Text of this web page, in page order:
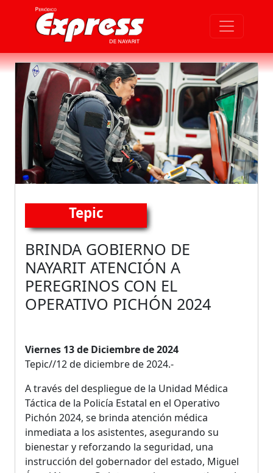
Tepic
BRINDA GOBIERNO DE
NAYARIT ATENCIÓN A
PEREGRINOS CON EL
OPERATIVO PICHÓN 2024
Viernes 13 de Diciembre de 2024
Tepic//12 de diciembre de 2024.-
A través del despliegue de la Unidad Médica
Táctica de la Policía Estatal en el Operativo
Pichón 2024, se brinda atención médica
inmediata a los asistentes, asegurando su
bienestar y reforzando la seguridad, una
instrucción del gobernador del estado, Miguel